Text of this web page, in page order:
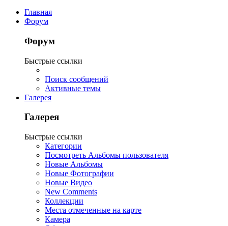
Главная
Форум
Форум
Быстрые ссылки
Поиск сообщений
Активные темы
Галерея
Галерея
Быстрые ссылки
Категории
Посмотреть Альбомы пользователя
Новые Альбомы
Новые Фотографии
Новые Видео
New Comments
Коллекции
Места отмеченные на карте
Камера